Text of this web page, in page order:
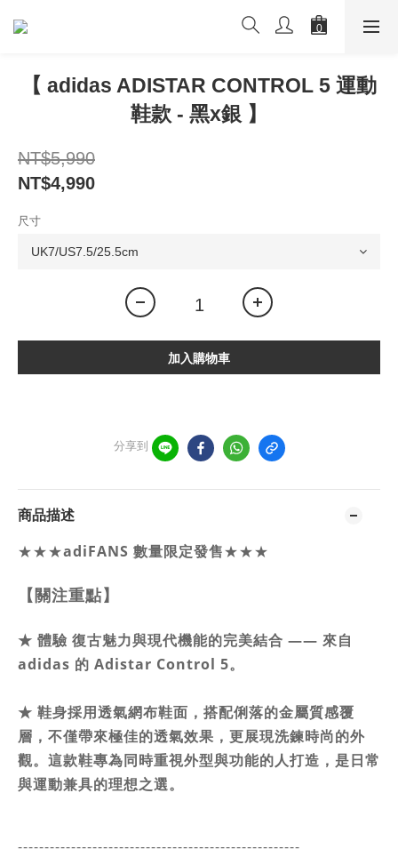
【 adidas ADISTAR CONTROL 5 運動
鞋款 - 黑x銀 】
NT$5,990
NT$4,990
尺寸
加入購物車
分享到
商品描述
★★★adiFANS 數量限定發售★★★
【關注重點】
★ 體驗 復古魅力與現代機能的完美結合 —— 來自
adidas 的 Adistar Control 5。
★ 鞋身採用透氣網布鞋面，搭配俐落的金屬質感覆
層，不僅帶來極佳的透氣效果，更展現洗鍊時尚的外
觀。 這款鞋專為同時重視外型與功能的人打造，是日常
與運動兼具的理想之選。
-----------------------------------------------------